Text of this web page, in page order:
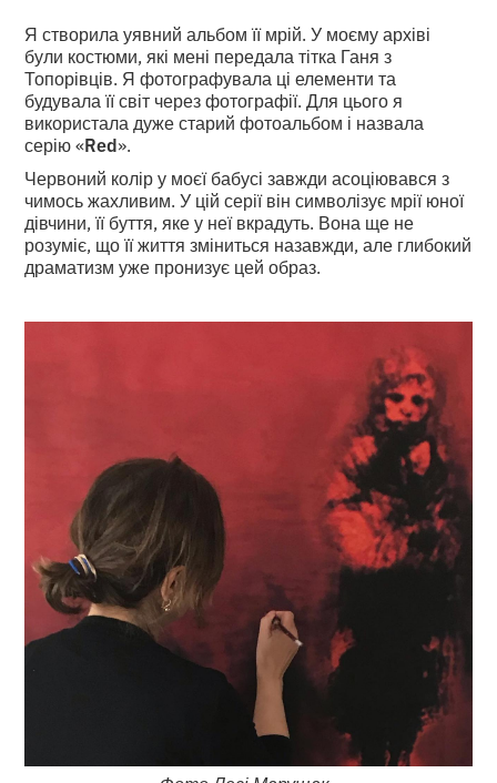
Я створила уявний альбом її мрій. У моєму архіві
були костюми, які мені передала тітка Ганя з
Топорівців. Я фотографувала ці елементи та
будувала її світ через фотографії. Для цього я
використала дуже старий фотоальбом і назвала
серію «Red».
Червоний колір у моєї бабусі завжди асоціювався з
чимось жахливим. У цій серії він символізує мрії юної
дівчини, її буття, яке у неї вкрадуть. Вона ще не
розуміє, що її життя зміниться назавжди, але глибокий
драматизм уже пронизує цей образ.